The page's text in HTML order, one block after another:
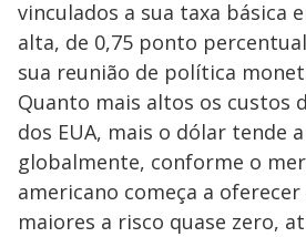
vinculados a sua taxa básica
alta, de 0,75 ponto
sua reunião de política
Quanto mais altos os custos
dos EUA, mais o dólar tende
globalmente, conforme o
americano começa a
maiores a risco quase zero,